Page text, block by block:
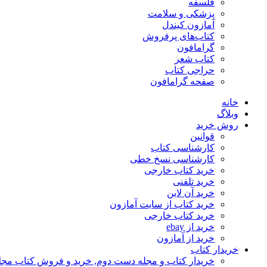
فلسفه
پزشکی و سلامت
آمازون کیندل
کتاب‌های پرفروش
گرامافون
کتاب شعر
حراجی کتاب
صفحه گرامافون
خانه
وبلاگ
روش خرید
قوانین
کارشناسی کتاب
کارشناسی نسخ خطی
خرید کتاب خارجی
خرید تلفنی
خرید آن لاین
خرید کتاب از سایت آمازون
خرید کتاب خارجی
خرید از ebay
خرید از آمازون
خریدار کتاب
خریدار کتاب و مجله دست دوم, خرید و فروش کتاب